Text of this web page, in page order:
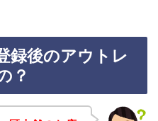
録後のアウトレ
？